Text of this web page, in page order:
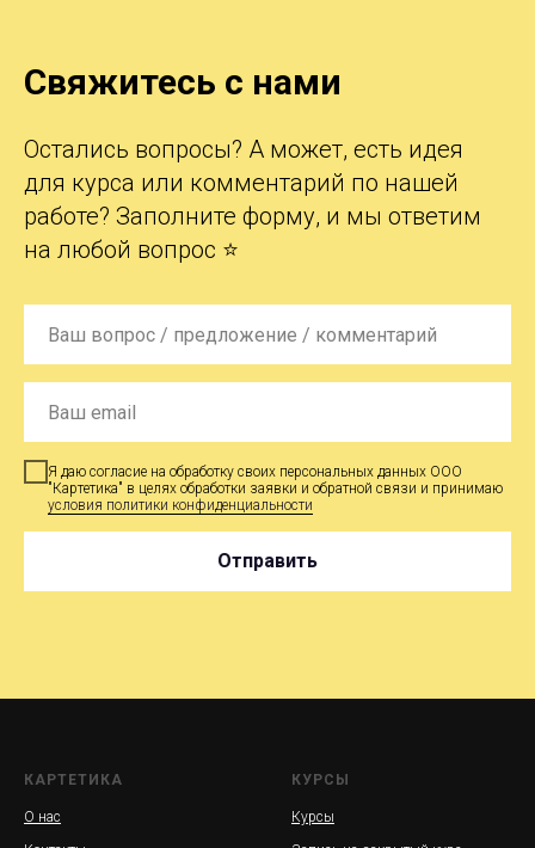
Свяжитесь с нами
Остались вопросы? А может, есть идея
для курса или комментарий по нашей
работе? Заполните форму, и мы ответим
на любой вопрос ⭐
Я даю согласие на обработку своих персональных данных ООО
"Картетика" в целях обработки заявки и обратной связи и принимаю
условия политики конфиденциальности
Отправить
КАРТЕТИКА
О нас
КУРСЫ
Курсы